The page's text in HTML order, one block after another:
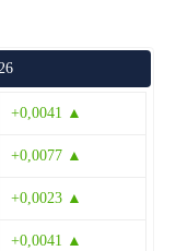
+0,0041 ▲
+0,0077 ▲
+0,0023 ▲
+0,0041 ▲